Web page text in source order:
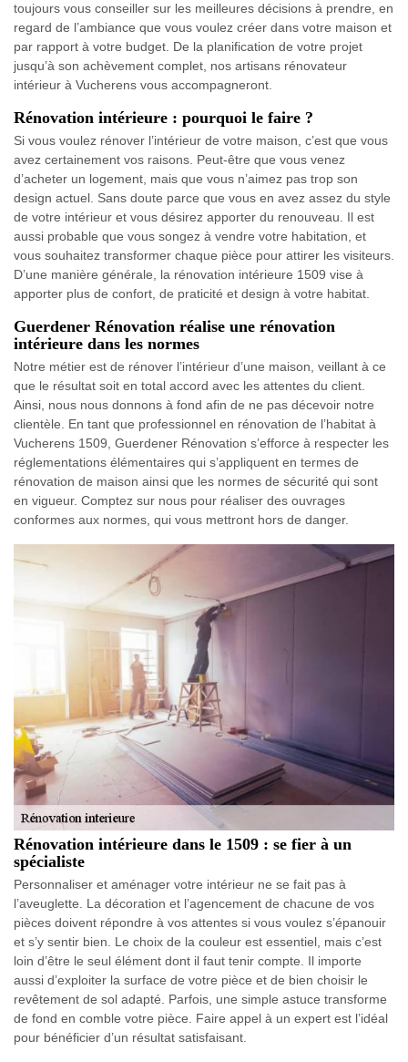
toujours vous conseiller sur les meilleures décisions à prendre, en
regard de l’ambiance que vous voulez créer dans votre maison et
par rapport à votre budget. De la planification de votre projet
jusqu’à son achèvement complet, nos artisans rénovateur
intérieur à Vucherens vous accompagneront.
Rénovation intérieure : pourquoi le faire ?
Si vous voulez rénover l’intérieur de votre maison, c’est que vous
avez certainement vos raisons. Peut-être que vous venez
d’acheter un logement, mais que vous n’aimez pas trop son
design actuel. Sans doute parce que vous en avez assez du style
de votre intérieur et vous désirez apporter du renouveau. Il est
aussi probable que vous songez à vendre votre habitation, et
vous souhaitez transformer chaque pièce pour attirer les visiteurs.
D’une manière générale, la rénovation intérieure 1509 vise à
apporter plus de confort, de praticité et design à votre habitat.
Guerdener Rénovation réalise une rénovation
intérieure dans les normes
Notre métier est de rénover l’intérieur d’une maison, veillant à ce
que le résultat soit en total accord avec les attentes du client.
Ainsi, nous nous donnons à fond afin de ne pas décevoir notre
clientèle. En tant que professionnel en rénovation de l’habitat à
Vucherens 1509, Guerdener Rénovation s’efforce à respecter les
réglementations élémentaires qui s’appliquent en termes de
rénovation de maison ainsi que les normes de sécurité qui sont
en vigueur. Comptez sur nous pour réaliser des ouvrages
conformes aux normes, qui vous mettront hors de danger.
Rénovation intérieure dans le 1509 : se fier à un
spécialiste
Personnaliser et aménager votre intérieur ne se fait pas à
l’aveuglette. La décoration et l’agencement de chacune de vos
pièces doivent répondre à vos attentes si vous voulez s’épanouir
et s’y sentir bien. Le choix de la couleur est essentiel, mais c’est
loin d’être le seul élément dont il faut tenir compte. Il importe
aussi d’exploiter la surface de votre pièce et de bien choisir le
revêtement de sol adapté. Parfois, une simple astuce transforme
de fond en comble votre pièce. Faire appel à un expert est l’idéal
pour bénéficier d’un résultat satisfaisant.